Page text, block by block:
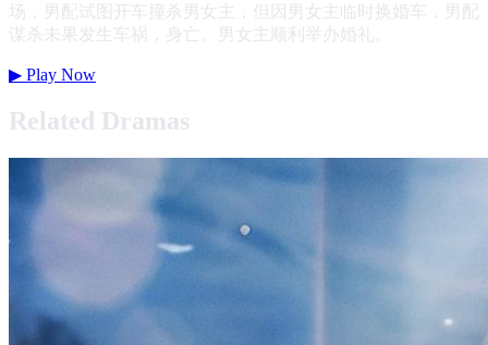
场，男配试图开车撞杀男女主，但因男女主临时换婚车，男配
谋杀未果发生车祸，身亡。男女主顺利举办婚礼。
▶ Play Now
Related Dramas